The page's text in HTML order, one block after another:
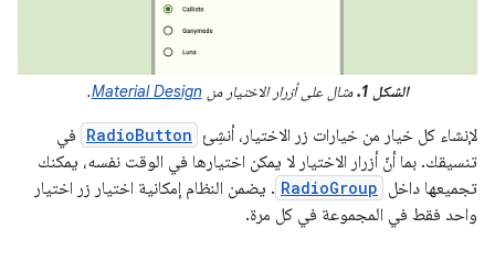
الشكل 1. مثال على أزرار الاختيار منMaterial Design
.
لإنشاء كل خيار من خيارات زر الاختيار، أنشِئ RadioButton في
تنسيقك. بما أنّ أزرار الاختيار لا يمكن اختيارها في الوقت نفسه، يمكنك
تجميعها داخل RadioGroup . يضمن النظام إمكانية اختيار زر اختيار
واحد فقط في المجموعة في كل مرة.